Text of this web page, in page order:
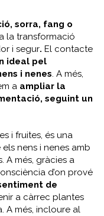
sorra, fang o
la transformació
i segur. El contacte
ideal pel
i nenes. A més,
a ampliar la
seguint un
i fruites, és una
nens i nenes amb
A més, gràcies a
d’on prové
de
a càrrec plantes
A més, incloure al